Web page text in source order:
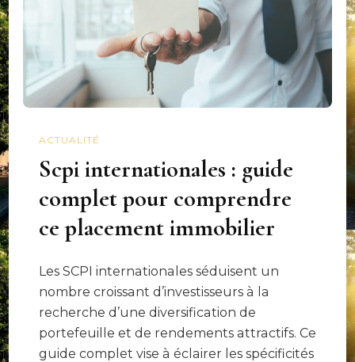
ACTUALITÉ
Scpi internationales : guide
complet pour comprendre
ce placement immobilier
Les SCPI internationales séduisent un
nombre croissant d’investisseurs à la
recherche d’une diversification de
portefeuille et de rendements attractifs. Ce
guide complet vise à éclairer les spécificités